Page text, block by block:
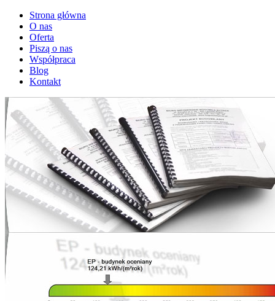
Strona główna
O nas
Oferta
Piszą o nas
Współpraca
Blog
Kontakt